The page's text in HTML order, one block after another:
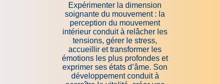
Expérimenter la dimension
soignante du mouvement : la
perception du mouvement
intérieur conduit à relâcher les
tensions, gérer le stress,
accueillir et transformer les
émotions les plus profondes et
exprimer ses états d’âme. Son
développement conduit à